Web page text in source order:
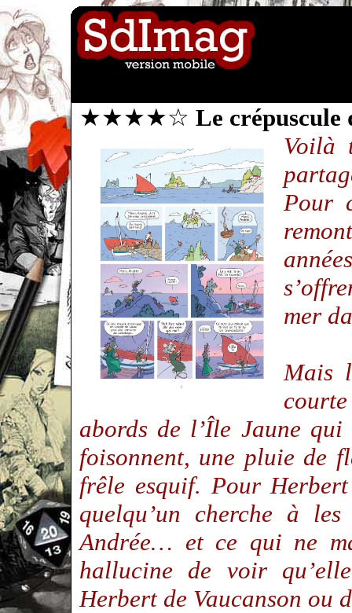
★★★★☆ Le crépuscule
Voilà
Pour
mer
Mais
abords de l’Île Jaune
foisonnent, une pluie de
frêle esquif. Pour
quelqu’un cherche à
Andrée… et ce qui ne
hallucine de voir
Herbert de Vaucanson ou